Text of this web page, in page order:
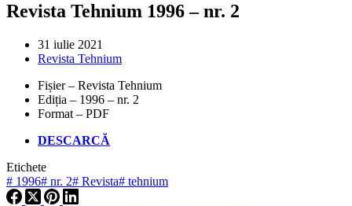
Revista Tehnium 1996 – nr. 2
31 iulie 2021
Revista Tehnium
Fișier – Revista Tehnium
Ediția – 1996 – nr. 2
Format – PDF
DESCARCĂ
Etichete
# 1996# nr. 2# Revista# tehnium